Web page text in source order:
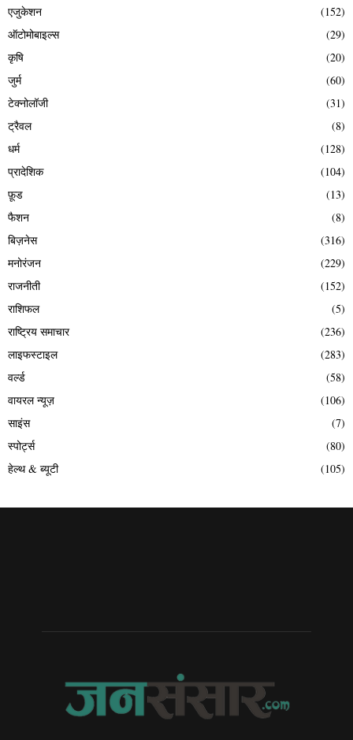
एजुकेशन
(152)
ऑटोमोबाइल्स
(29)
कृषि
(20)
जुर्म
(60)
टेक्नोलॉजी
(31)
ट्रैवल
(8)
धर्म
(128)
प्रादेशिक
(104)
फ़ूड
(13)
फैशन
(8)
बिज़नेस
(316)
मनोरंजन
(229)
राजनीती
(152)
राशिफल
(5)
राष्ट्रिय समाचार
(236)
लाइफस्टाइल
(283)
वर्ल्ड
(58)
वायरल न्यूज़
(106)
साइंस
(7)
स्पोर्ट्स
(80)
हेल्थ & ब्यूटी
(105)